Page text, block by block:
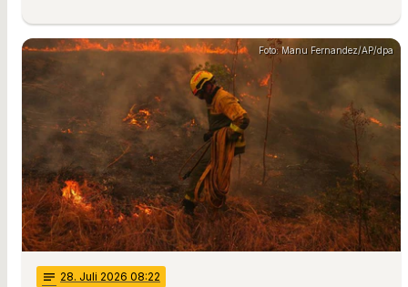
Foto: Manu Fernandez/AP/dpa
notes 28. Juli 2026 08:22